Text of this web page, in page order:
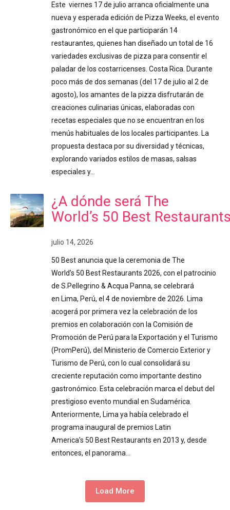
Este viernes 17 de julio arranca oficialmente una
nueva y esperada edición de Pizza Weeks, el evento
gastronómico en el que participarán 14
restaurantes, quienes han diseñado un total de 16
variedades exclusivas de pizza para consentir el
paladar de los costarricenses. Costa Rica. Durante
poco más de dos semanas (del 17 de julio al 2 de
agosto), los amantes de la pizza disfrutarán de
creaciones culinarias únicas, elaboradas con
recetas especiales que no se encuentran en los
menús habituales de los locales participantes. La
propuesta destaca por su diversidad y técnicas,
explorando variados estilos de masas, salsas
especiales y…
¿A dónde será The
World’s 50 Best
julio 14, 2026
50 Best anuncia que la ceremonia de The
World’s 50 Best Restaurants 2026, con el patrocinio
de S.Pellegrino & Acqua Panna, se celebrará
en Lima, Perú, el 4 de noviembre de 2026. Lima
acogerá por primera vez la celebración de los
premios en colaboración con la Comisión de
Promoción de Perú para la Exportación y el Turismo
(PromPerú), del Ministerio de Comercio Exterior y
Turismo de Perú, con lo cual consolidará su
creciente reputación como importante destino
gastronómico. Esta celebración marca el debut del
prestigioso evento mundial en Sudamérica.
Anteriormente, Lima ya había celebrado el
programa inaugural de premios Latin
America’s 50 Best Restaurants en 2013 y, desde
entonces, el panorama…
Load More